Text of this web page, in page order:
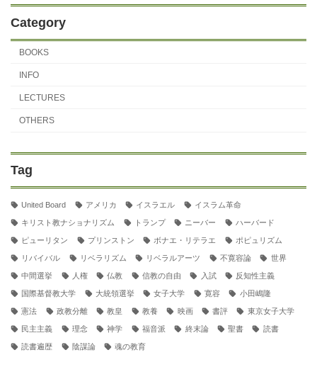
Category
BOOKS
INFO
LECTURES
OTHERS
Tag
United Board アメリカ イスラエル イスラム革命
キリスト教ナショナリズム トランプ ニーバー ハーバード
ピューリタン プリンストン ボナエ・リテラエ ポピュリズム
リバイバル リベラリズム リベラルアーツ 不寛容論 世界
中間選挙 人権 仏教 信教の自由 入試 反知性主義
国際基督教大学 大統領選挙 女子大学 寛容 小田嶋隆
憲法 政教分離 教皇 教養 映画 書評 東京女子大学
民主主義 理念 神学 福音派 終末論 聖書 読書
読書遍歴 陰謀論 魂の教育